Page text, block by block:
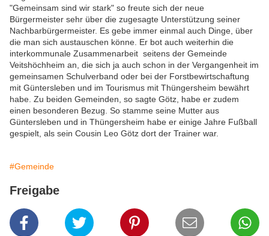
"Gemeinsam sind wir stark" so freute sich der neue
Bürgermeister sehr über die zugesagte Unterstützung seiner
Nachbarbürgermeister. Es gebe immer einmal auch Dinge, über
die man sich austauschen könne. Er bot auch weiterhin die
interkommunale Zusammenarbeit seitens der Gemeinde
Veitshöchheim an, die sich ja auch schon in der Vergangenheit im
gemeinsamen Schulverband oder bei der Forstbewirtschaftung
mit Güntersleben und im Tourismus mit Thüngersheim bewährt
habe. Zu beiden Gemeinden, so sagte Götz, habe er zudem
einen besonderen Bezug. So stamme seine Mutter aus
Güntersleben und in Thüngersheim habe er einige Jahre Fußball
gespielt, als sein Cousin Leo Götz dort der Trainer war.
#Gemeinde
Freigabe